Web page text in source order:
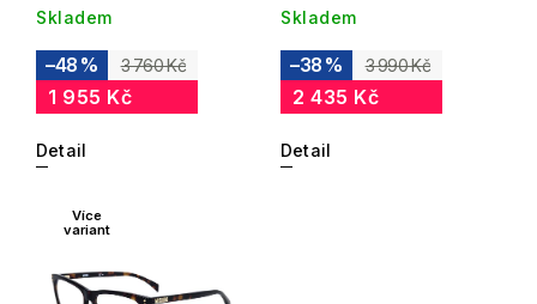
Skladem
3 760 Kč
–48 %
1 955 Kč
Detail
Skladem
3 990 Kč
–38 %
2 435 Kč
Detail
Více
variant